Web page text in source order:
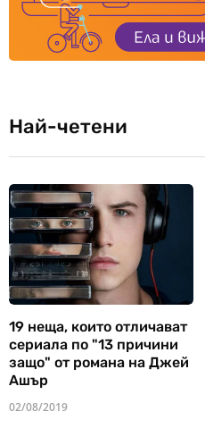
Най-четени
19 неща, които отличават
сериала по "13 причини
защо" от романа на Джей
Ашър
02/08/2019